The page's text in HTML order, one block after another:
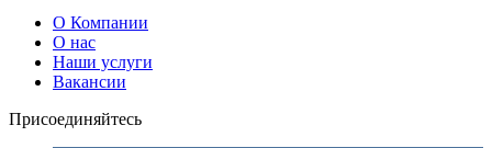
О Компании
О нас
Наши услуги
Вакансии
Присоединяйтесь